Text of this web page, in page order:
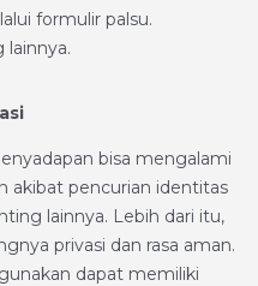
formulir palsu.
lainnya.
bisa mengalami
akibat pencurian identitas
lainnya. Lebih dari itu,
privasi dan rasa aman.
dapat memiliki